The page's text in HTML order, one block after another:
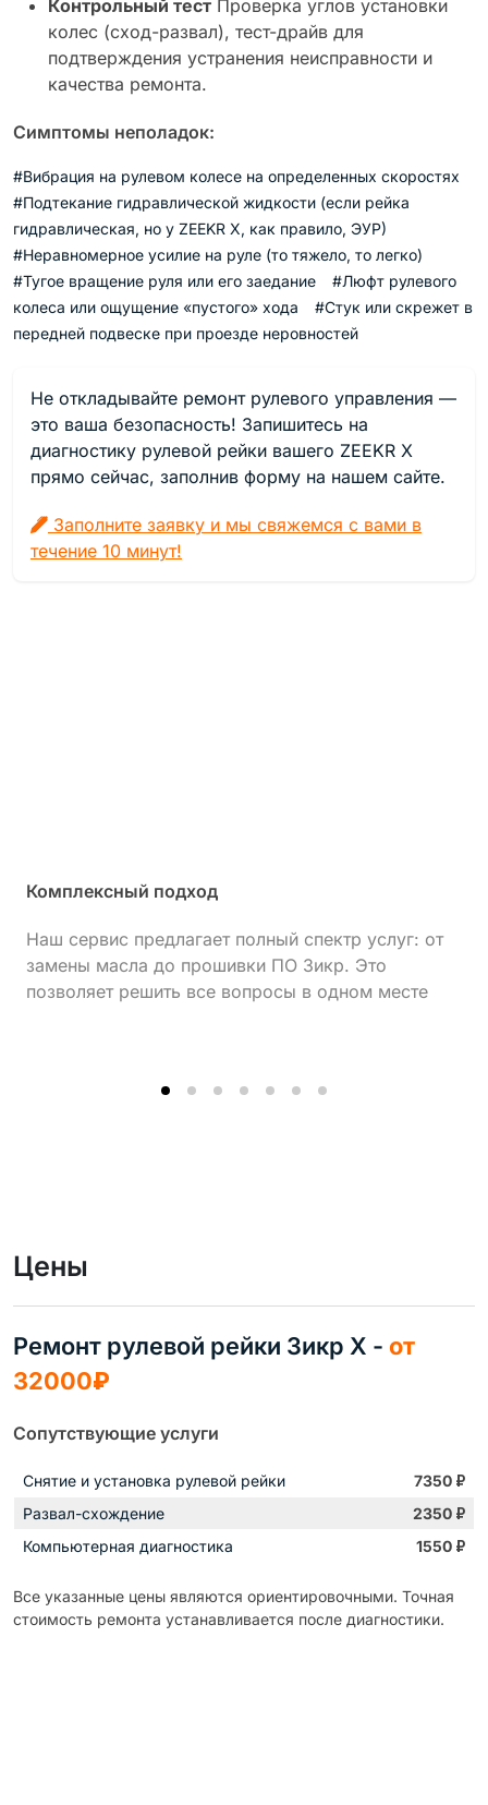
Контрольный тест Проверка углов установки
колес (сход-развал), тест-драйв для
подтверждения устранения неисправности и
качества ремонта.
Симптомы неполадок:
#Вибрация на рулевом колесе на определенных скоростях
#Подтекание гидравлической жидкости (если рейка
гидравлическая, но у ZEEKR X, как правило, ЭУР)
#Неравномерное усилие на руле (то тяжело, то легко)
#Тугое вращение руля или его заедание
#Люфт рулевого
колеса или ощущение «пустого» хода
#Стук или скрежет в
передней подвеске при проезде неровностей
Не откладывайте ремонт рулевого управления —
это ваша безопасность! Запишитесь на
диагностику рулевой рейки вашего ZEEKR X
прямо сейчас, заполнив форму на нашем сайте.
Заполните заявку и мы свяжемся с вами в
течение 10 минут!
Комплексный подход
Наш сервис предлагает полный спектр услуг: от
замены масла до прошивки ПО Зикр. Это
позволяет решить все вопросы в одном месте
Цены
Ремонт рулевой рейки Зикр X - от
32000₽
Сопутствующие услуги
Снятие и установка рулевой рейки 7350 ₽
Развал-схождение
2350 ₽
Компьютерная диагностика
1550 ₽
Все указанные цены являются ориентировочными. Точная
стоимость ремонта устанавливается после диагностики.